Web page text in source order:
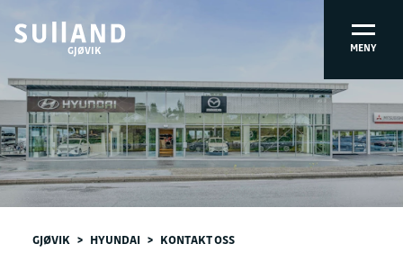
GJØVIK MENY
GJØVIK > HYUNDAI > KONTAKT OSS